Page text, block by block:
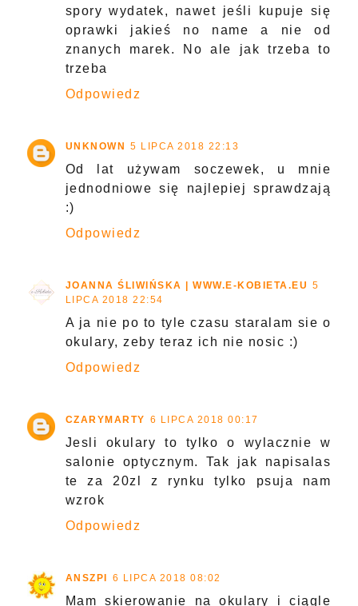
spory wydatek, nawet jeśli kupuje się
oprawki jakieś no name a nie od
znanych marek. No ale jak trzeba to
trzeba
Odpowiedz
UNKNOWN 5 LIPCA 2018 22:13
Od lat używam soczewek, u mnie
jednodniowe się najlepiej sprawdzają
:)
Odpowiedz
JOANNA ŚLIWIŃSKA | WWW.E-KOBIETA.EU 5
LIPCA 2018 22:54
A ja nie po to tyle czasu staralam sie o
okulary, zeby teraz ich nie nosic :)
Odpowiedz
CZARYMARTY 6 LIPCA 2018 00:17
Jesli okulary to tylko o wylacznie w
salonie optycznym. Tak jak napisalas
te za 20zl z rynku tylko psuja nam
wzrok
Odpowiedz
ANSZPI 6 LIPCA 2018 08:02
Mam skierowanie na okulary i ciągle